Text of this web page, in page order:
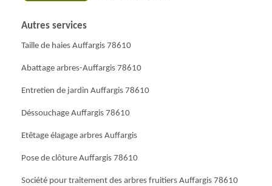
Autres services
Taille de haies Auffargis 78610
Abattage arbres-Auffargis 78610
Entretien de jardin Auffargis 78610
Déssouchage Auffargis 78610
Etêtage élagage arbres Auffargis
Pose de clôture Auffargis 78610
Société pour traitement des arbres fruitiers Auffargis 78610